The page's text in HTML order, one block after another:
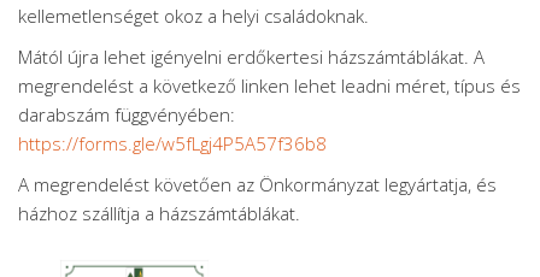
kellemetlenséget okoz a helyi családoknak.
Mától újra lehet igényelni erdőkertesi házszámtáblákat. A
megrendelést a következő linken lehet leadni méret, típus és
darabszám függvényében:
https://forms.gle/w5fLgj4P5A57f36b8
A megrendelést követően az Önkormányzat legyártatja, és
házhoz szállítja a házszámtáblákat.